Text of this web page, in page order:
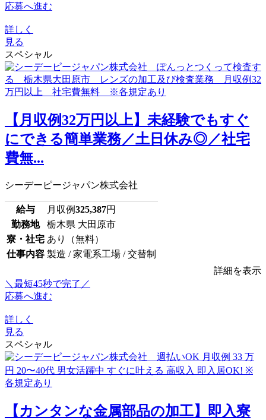
応募へ進む
詳しく
見る
スペシャル
【月収例32万円以上】未経験でもすぐ
にできる簡単業務／土日休み◎／社宅
費無...
シーデーピージャパン株式会社
給与 月収例325,387円
勤務地
栃木県 大田原市
寮・社宅 あり（無料）
仕事内容 製造 / 家電系工場 / 交替制
詳細を表示
＼最短45秒で完了／
応募へ進む
詳しく
見る
スペシャル
【カンタンな金属部品の加工】即入寮